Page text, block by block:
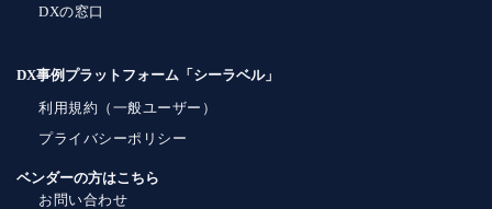
DXの窓口
DX事例プラットフォーム「シーラベル」
利用規約（一般ユーザー）
プライバシーポリシー
ベンダーの方はこちら
お問い合わせ